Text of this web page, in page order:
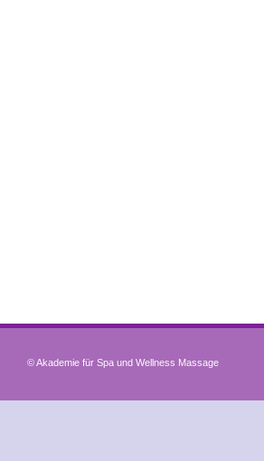
© Akademie für Spa und Wellness Massage